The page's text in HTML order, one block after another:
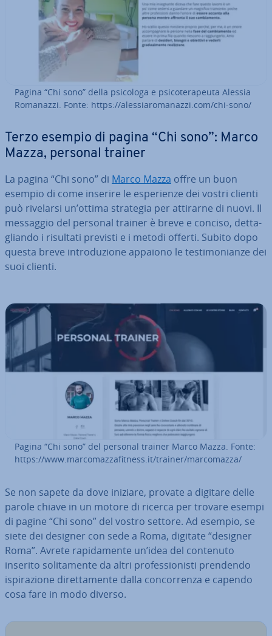
Pagina “Chi sono” della psicologa e psi­co­te­ra­peu­ta Alessia
Romanazzi. Fonte: https://ales­sia­ro­ma­naz­zi.com/chi-sono/
Terzo esempio di pagina “Chi sono”: Marco
Mazza, personal trainer
La pagina “Chi sono” di Marco Mazza offre un buon
esempio di come inserire le espe­rien­ze dei vostri clienti
può rivelarsi un’ottima strategia per attirarne di nuovi. Il
messaggio del personal trainer è breve e conciso, det­ta­
glian­do i risultati previsti e i metodi offerti. Subito dopo
questa breve in­tro­du­zio­ne appaiono le te­sti­mo­nian­ze dei
suoi clienti.
Pagina “Chi sono” del personal trainer Marco Mazza. Fonte:
https://www.mar­co­maz­za­fit­ness.it/trainer/mar­co­maz­za/
Se non sapete da dove iniziare, provate a digitare delle
parole chiave in un motore di ricerca per trovare esempi
di pagine “Chi sono” del vostro settore. Ad esempio, se
siete dei designer con sede a Roma, digitate “designer
Roma”. Avrete ra­pi­da­men­te un’idea del contenuto
inserito so­li­ta­men­te da altri pro­fes­sio­ni­sti prendendo
ispi­ra­zio­ne di­ret­ta­men­te dalla con­cor­ren­za e capendo
cosa fare in modo diverso.